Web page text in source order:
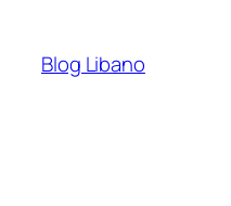
Blog Libano